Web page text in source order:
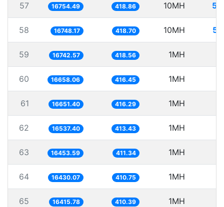
57 16754.49 418.86 10MH
58 16748.17 418.70 10MH
59 16742.57 418.56 1MH
60 16658.06 416.45 1MH
61 16651.40 416.29 1MH
62 16537.40 413.43 1MH
63 16453.59 411.34 1MH
64 16430.07 410.75 1MH
65 16415.78 410.39 1MH